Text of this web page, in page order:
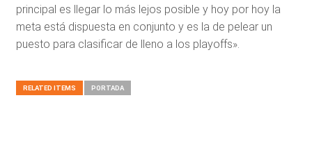
principal es llegar lo más lejos posible y hoy por hoy la
meta está dispuesta en conjunto y es la de pelear un
puesto para clasificar de lleno a los playoffs».
RELATED ITEMS PORTADA